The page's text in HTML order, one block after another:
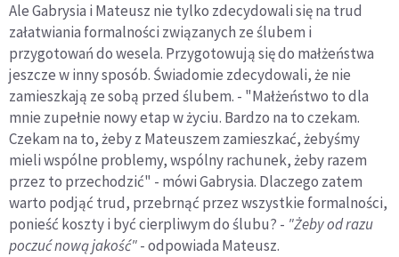
Ale Gabrysia i Mateusz nie tylko zdecydowali się na trud
załatwiania formalności związanych ze ślubem i
przygotowań do wesela. Przygotowują się do małżeństwa
jeszcze w inny sposób. Świadomie zdecydowali, że nie
zamieszkają ze sobą przed ślubem. - "Małżeństwo to dla
mnie zupełnie nowy etap w życiu. Bardzo na to czekam.
Czekam na to, żeby z Mateuszem zamieszkać, żebyśmy
mieli wspólne problemy, wspólny rachunek, żeby razem
przez to przechodzić" - mówi Gabrysia. Dlaczego zatem
warto podjąć trud, przebrnąć przez wszystkie formalności,
ponieść koszty i być cierpliwym do ślubu? - "Żeby od razu
poczuć nową jakość"- odpowiada Mateusz.